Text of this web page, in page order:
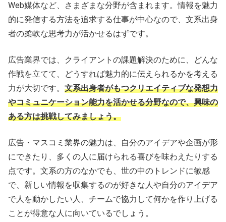
Web媒体など、さまざまな分野が含まれます。情報を魅力
的に発信する方法を追求する仕事が中心なので、文系出身
者の柔軟な思考力が活かせるはずです。
広告業界では、クライアントの課題解決のために、どんな
作戦を立てて、どうすれば魅力的に伝えられるかを考える
力が大切です。 文系出身者がもつクリエイティブな発想力
やコミュニケーション能力を活かせる分野なので、興味の
ある方は挑戦してみましょう。
広告・マスコミ業界の魅力は、自分のアイデアや企画が形
にできたり、多くの人に届けられる喜びを味わえたりする
点です。文系の方のなかでも、世の中のトレンドに敏感
で、新しい情報を収集するのが好きな人や自分のアイデア
で人を動かしたい人、チームで協力して何かを作り上げる
ことが得意な人に向いているでしょう。